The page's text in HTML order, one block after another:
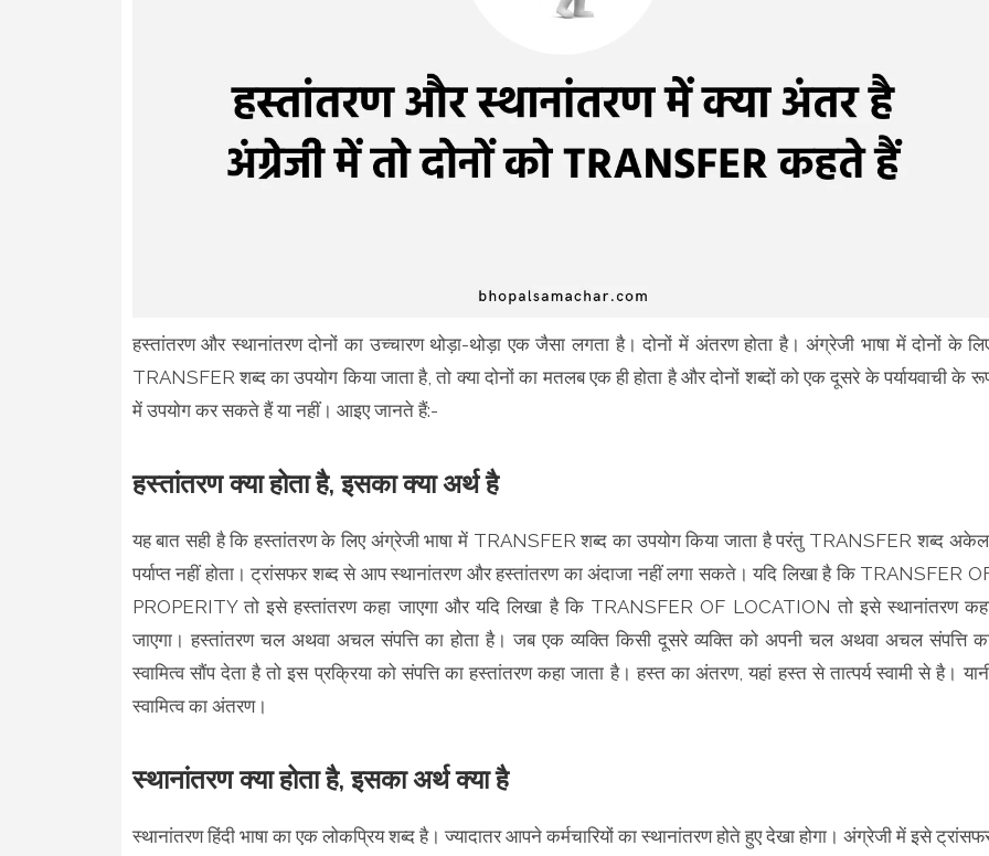
हस्तांतरण और स्थानांतरण दोनों का उच्चारण थोड़ा-थोड़ा एक जैसा लगता है। दोनों में अंतरण होता है। अंग्रेजी भाषा में दोनों के
TRANSFER शब्द का उपयोग किया जाता है, तो क्या दोनों का मतलब एक ही होता है और दोनों शब्दों को एक दूसरे के पर्यायवाची के
में उपयोग कर सकते हैं या नहीं। आइए जानते हैं:-
हस्तांतरण क्या होता है, इसका क्या अर्थ है
यह बात सही है कि हस्तांतरण के लिए अंग्रेजी भाषा में TRANSFER शब्द का उपयोग किया जाता है परंतु TRANSFER शब्द
पर्याप्त नहीं होता। ट्रांसफर शब्द से आप स्थानांतरण और हस्तांतरण का अंदाजा नहीं लगा सकते। यदि लिखा है कि TRANSFER
PROPERITY तो इसे हस्तांतरण कहा जाएगा और यदि लिखा है कि TRANSFER OF LOCATION तो इसे स्थानांतरण
जाएगा। हस्तांतरण चल अथवा अचल संपत्ति का होता है। जब एक व्यक्ति किसी दूसरे व्यक्ति को अपनी चल अथवा अचल संपत्ति
स्वामित्व सौंप देता है तो इस प्रक्रिया को संपत्ति का हस्तांतरण कहा जाता है। हस्त का अंतरण, यहां हस्त से तात्पर्य स्वामी से है।
स्वामित्व का अंतरण।
स्थानांतरण क्या होता है, इसका अर्थ क्या है
स्थानांतरण हिंदी भाषा का एक लोकप्रिय शब्द है। ज्यादातर आपने कर्मचारियों का स्थानांतरण होते हुए देखा होगा। अंग्रेजी में इसे